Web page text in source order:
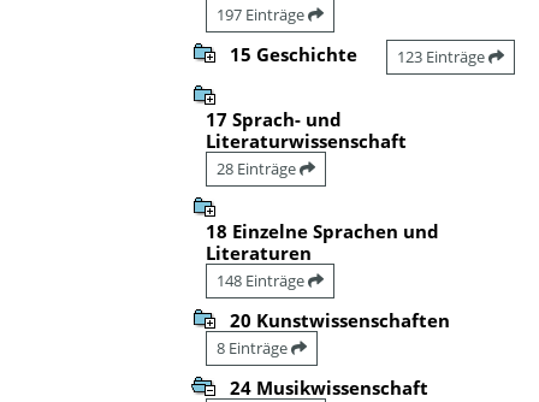
197 Einträge
15 Geschichte 123 Einträge
17 Sprach- und
Literaturwissenschaft
28 Einträge
18 Einzelne Sprachen und
Literaturen
148 Einträge
20 Kunstwissenschaften
8 Einträge
24 Musikwissenschaft